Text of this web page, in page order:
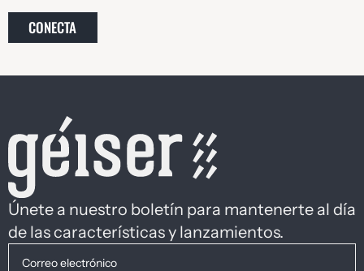
CONECTA
Únete a nuestro boletín para mantenerte al día
de las características y lanzamientos.